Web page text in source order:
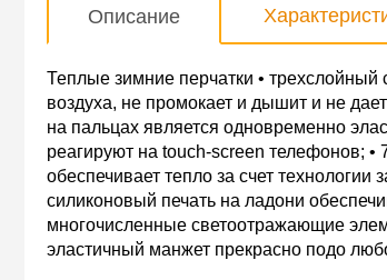
Описание
Теплые зимние перчатки •
воздуха, не промокает и дышит и не
на пальцах является одновременно
реагируют на touch-screen телефонов;
обеспечивает тепло за счет технологии
силиконовый печать на ладони
многочисленные светоотражающие
эластичный манжет прекрасно подо